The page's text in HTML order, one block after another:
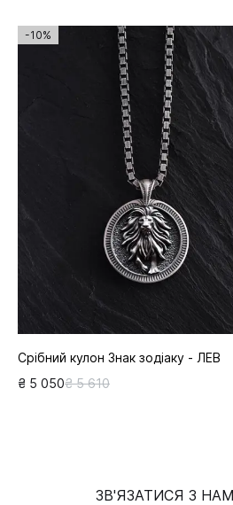
-10%
Срібний кулон Знак зодіаку - ЛЕВ
₴ 5 050₴ 5 610
ЗВ'ЯЗАТИСЯ З